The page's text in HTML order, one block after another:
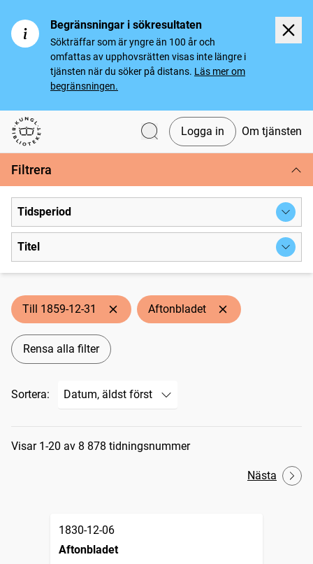
Begränsningar i sökresultaten
Sökträffar som är yngre än 100 år och
omfattas av upphovsrätten visas inte längre i
tjänsten när du söker på distans. Läs mer om
begränsningen.
Svenska tidningar
Logga in Om tjänsten
Filtrera
Tidsperiod
Titel
Till 1859-12-31 Aftonbladet
Rensa alla filter
Sortera:
Sökresultat
Visar 1-20 av 8 878 tidningsnummer
Nästa
1830-12-06
Aftonbladet